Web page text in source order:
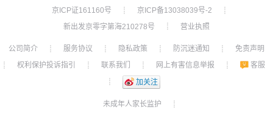
京ICP证161160号
┊ 京ICP备13038039号-2
┊
新出发京零字第海210278号
┊ 营业执照
公司简介 ┊ 服务协议 ┊ 隐私政策 ┊ 防沉迷通知 ┊
免责声明
┊
权利保护投诉指引 ┊ 联系我们 ┊ 网上有害信息举报 ┊
客服
┊
加关注
未成年人家长监护
┊